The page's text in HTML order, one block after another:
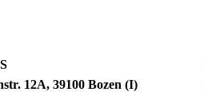
12A, 39100 Bozen (I)